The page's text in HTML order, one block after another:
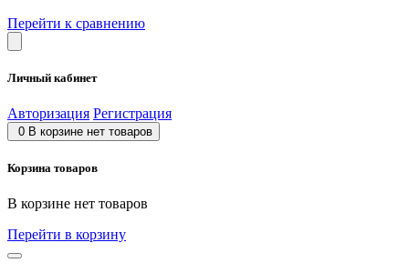
Перейти к сравнению
Личный кабинет
Авторизация Регистрация
0 В корзине нет товаров
Корзина товаров
В корзине нет товаров
Перейти в корзину